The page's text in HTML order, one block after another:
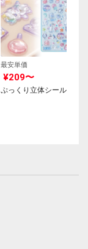
最安単価
¥209〜
ぷっくり立体シール